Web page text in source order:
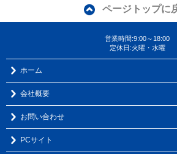
ページトップに
営業時間:9:00～18:00
定休日:火曜・水曜
ホーム
会社概要
お問い合わせ
PCサイト